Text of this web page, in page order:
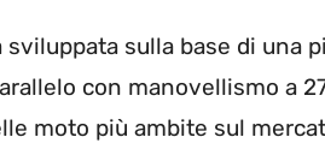
sulla base di una
con manovellismo a
moto più ambite sul